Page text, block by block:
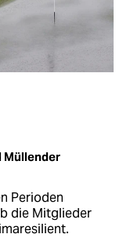
Müllender
Perioden
die Mitglieder